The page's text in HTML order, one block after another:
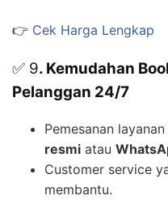
👉 Cek Harga Lengkap
✅ 9. Kemudahan
Pelanggan 24/7
Pemesanan
resmi atau
Customer service
membantu.